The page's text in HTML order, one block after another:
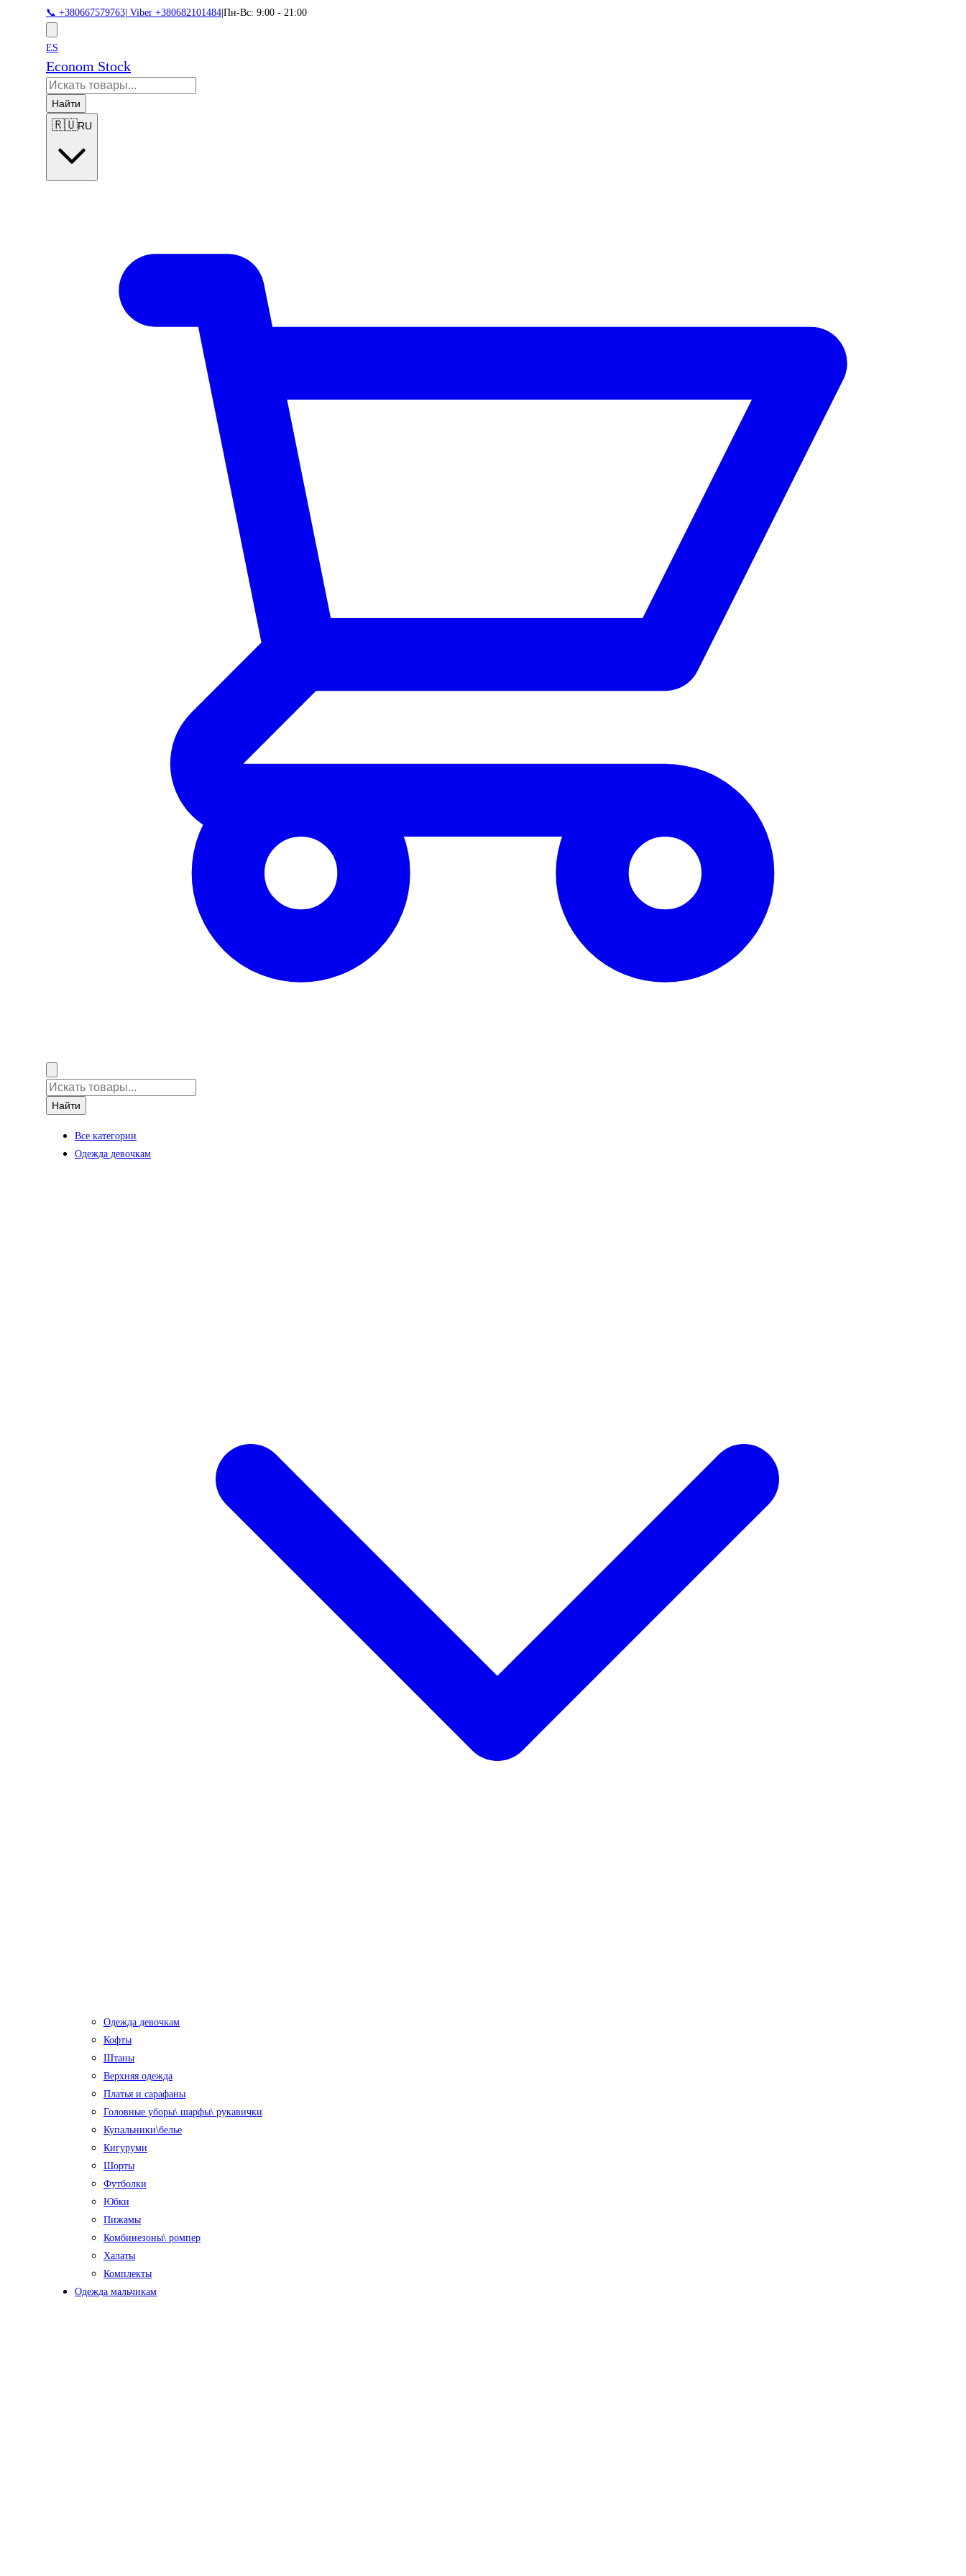
📞 +380667579763 Viber +380682101484 Пн-Вс: 9:00 - 21:00
ES
Econom Stock
Найти
🇷🇺RU
Найти
Все категории
Одежда девочкам
Одежда девочкам
Кофты
Штаны
Верхняя одежда
Платья и сарафаны
Головные уборы\ шарфы\ рукавички
Купальники\белье
Кигуруми
Шорты
Футболки
Юбки
Пижамы
Комбинезоны\ ромпер
Халаты
Комплекты
Одежда мальчикам